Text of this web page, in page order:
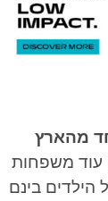
מהארץ
עוד משפחות
הילדים בינם